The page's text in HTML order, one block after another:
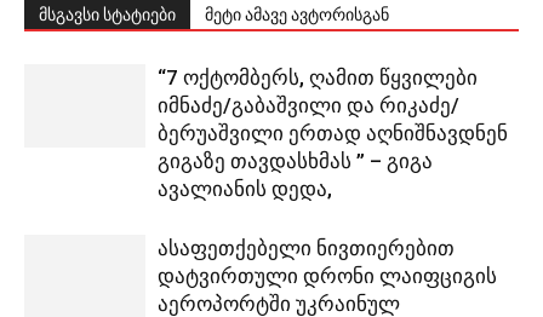
მსგავსი სტატიები მეტი ამავე ავტორისგან
“7 ოქტომბერს, ღამით წყვილები
იმნაძე/გაბაშვილი და რიკაძე/
ბერუაშვილი ერთად აღნიშნავდნენ
გიგაზე თავდასხმას ” – გიგა
ავალიანის დედა,
ასაფეთქებელი ნივთიერებით
დატვირთული დრონი ლაიფციგის
აეროპორტში უკრაინულ